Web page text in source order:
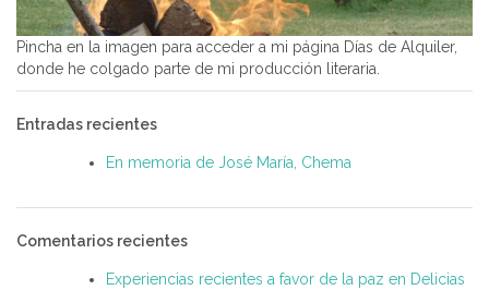
Pincha en la imagen para acceder a mi página Días de Alquiler,
donde he colgado parte de mi producción literaria.
Entradas recientes
En memoria de José María, Chema
Comentarios recientes
Experiencias recientes a favor de la paz en Delicias